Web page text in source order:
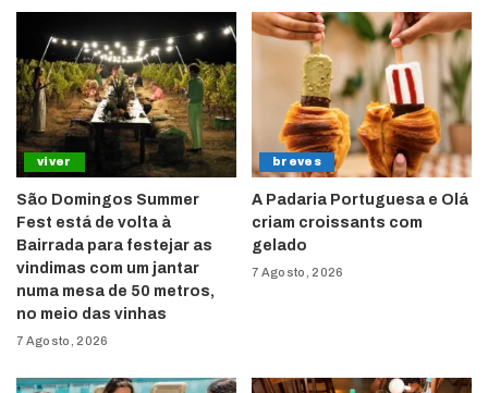
viver
São Domingos Summer
Fest está de volta à
Bairrada para festejar as
vindimas com um jantar
numa mesa de 50 metros,
no meio das vinhas
7 Agosto, 2026
breves
A Padaria Portuguesa e Olá
criam croissants com
gelado
7 Agosto, 2026